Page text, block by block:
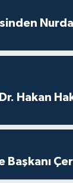
Hakan
Başkanı